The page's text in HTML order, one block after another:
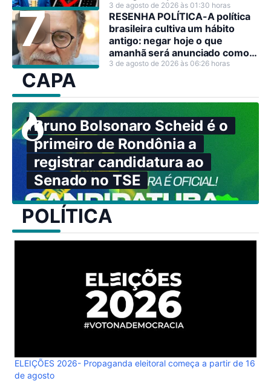
3 de agosto de 2026 às 01:30 horas
RESENHA POLÍTICA-A política
brasileira cultiva um hábito
antigo: negar hoje o que
amanhã será anunciado como
decisão estratégica.
3 de agosto de 2026 às 06:26 horas
CAPA
Bruno Bolsonaro Scheid é o
primeiro de Rondônia a
registrar candidatura ao
Senado no TSE
POLÍTICA
ELEIÇÕES 2026- Propaganda eleitoral começa a partir de 16
de agosto